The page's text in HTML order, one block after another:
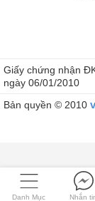
Danh Mục Nhắn
Giấy chứng nhận
ngày 06/01/2010
Bản quyền © 2010